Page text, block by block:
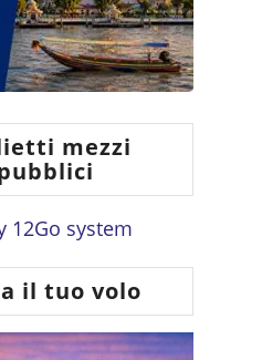
mezzi
12Go system
il tuo volo